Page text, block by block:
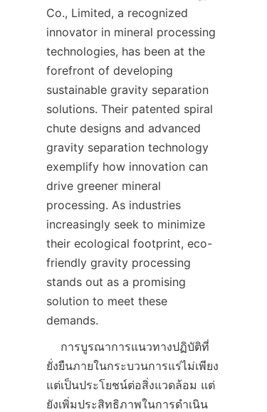
Co., Limited, a recognized
innovator in mineral processing
technologies, has been at the
forefront of developing
sustainable gravity separation
solutions. Their patented spiral
chute designs and advanced
gravity separation technology
exemplify how innovation can
drive greener mineral
processing. As industries
increasingly seek to minimize
their ecological footprint, eco-
friendly gravity processing
stands out as a promising
solution to meet these
ยั่งยืนภายในกระบวนการแร่ไม่เพียง
แต่เป็นประโยชน์ต่อสิ่งแวดล้อม แต่
ยังเพิ่มประสิทธิภาพในการดำเนิน